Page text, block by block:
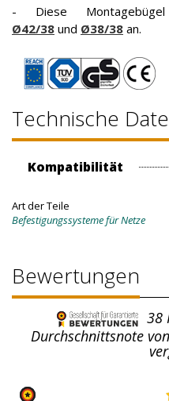
- Diese
Ø42/38 und Ø38/38 an.
Technische
Kompatibilität
Art der Teile
Befestigungssysteme für Netze
Bewertungen
38
Durchschnittsnote von